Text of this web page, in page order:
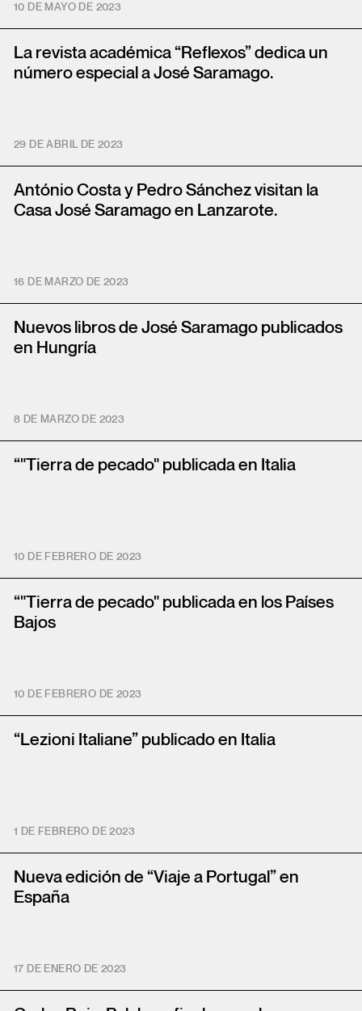
10 DE MAYO DE 2023
La revista académica “Reflexos” dedica un
número especial a José Saramago.
29 DE ABRIL DE 2023
António Costa y Pedro Sánchez visitan la
Casa José Saramago en Lanzarote.
16 DE MARZO DE 2023
Nuevos libros de José Saramago publicados
en Hungría
8 DE MARZO DE 2023
“"Tierra de pecado" publicada en Italia
10 DE FEBRERO DE 2023
“"Tierra de pecado" publicada en los Países
Bajos
10 DE FEBRERO DE 2023
“Lezioni Italiane” publicado en Italia
1 DE FEBRERO DE 2023
Nueva edición de “Viaje a Portugal” en
España
17 DE ENERO DE 2023